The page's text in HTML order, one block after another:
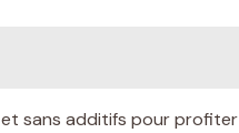
et sans additifs pour profiter